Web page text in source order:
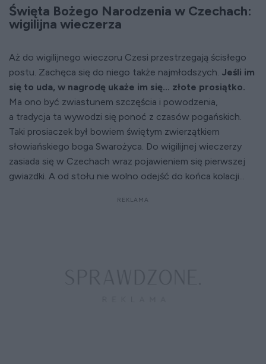
Święta Bożego Narodzenia w Czechach:
wigilijna wieczerza
Aż do wigilijnego wieczoru Czesi przestrzegają ścisłego
postu. Zachęca się do niego także najmłodszych. Jeśli im
się to uda, w nagrodę ukaże im się... złote prosiątko.
Ma ono być zwiastunem szczęścia i powodzenia,
a tradycja ta wywodzi się ponoć z czasów pogańskich.
Taki prosiaczek był bowiem świętym zwierzątkiem
słowiańskiego boga Swarożyca. Do wigilijnej wieczerzy
zasiada się w Czechach wraz pojawieniem się pierwszej
gwiazdki. A od stołu nie wolno odejść do końca kolacji...